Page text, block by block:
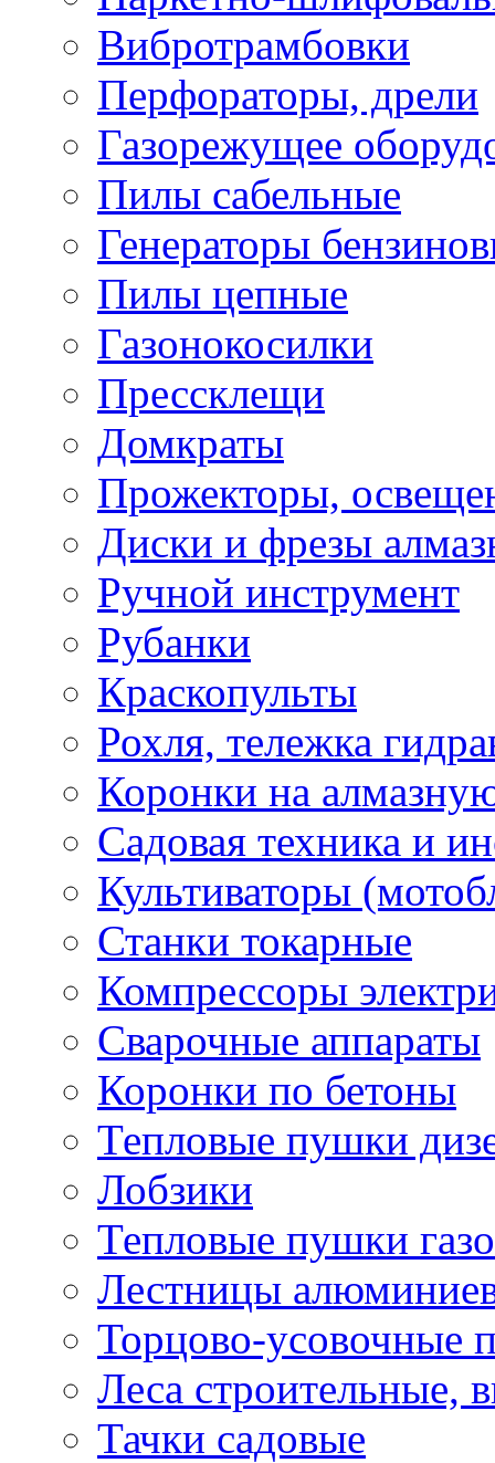
Вибротрамбовки
Перфораторы, дрели
Газорежущее
Пилы сабельные
Генераторы
Пилы цепные
Газонокосилки
Прессклещи
Домкраты
Прожекторы,
Диски и фрезы
Ручной инструмент
Рубанки
Краскопульты
Рохля, тележка
Коронки на
Садовая техника и
Культиваторы
Станки токарные
Компрессоры
Сварочные аппараты
Коронки по бетоны
Тепловые пушки
Лобзики
Тепловые пушки
Лестницы
Торцово-усовочные
Леса строительные,
Тачки садовые